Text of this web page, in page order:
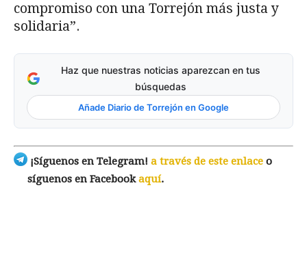
compromiso con una Torrejón más justa y
solidaria”.
Haz que nuestras noticias aparezcan en tus
búsquedas
Añade Diario de Torrejón en Google
¡Síguenos en Telegram! a través de este enlace o
síguenos en Facebookaquí.